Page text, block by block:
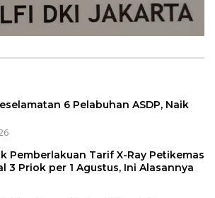
6 Pelabuhan ASDP, Naik
Pemberlakuan Tarif X-Ray Petikemas
3 Priok per 1 Agustus, Ini Alasannya